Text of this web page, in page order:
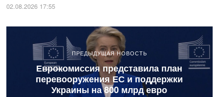
02.08.2026 17:55
ПРЕДЫДУЩАЯ НОВОСТЬ
Еврокомиссия представила план
перевооружения ЕС и поддержки
Украины на 800 млрд евро